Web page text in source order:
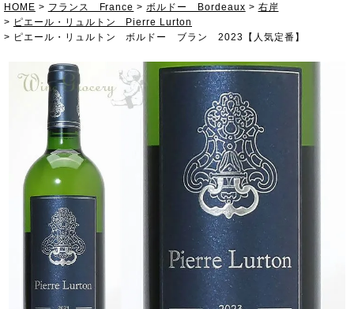
HOME フランス France ボルドー Bordeaux
右岸
ピエール・リュルトン Pierre Lurton
ピエール・リュルトン ボルドー ブラン 2023【人気定番】